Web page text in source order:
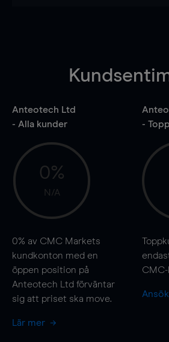
Anteotech Ltd
- Alla kunder
0%
N/A
0% av CMC Markets
kundkonton med en
öppen position på
Anteotech Ltd förväntar
sig att priset ska move.
Lär mer
-